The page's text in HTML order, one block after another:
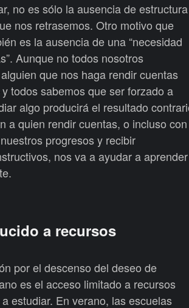
no es sólo la ausencia de estructura
nos retrasemos. Otro motivo que
es la ausencia de una “necesidad
Aunque no todos nosotros
que nos haga rendir cuentas
todos sabemos que ser forzado a
algo producirá el resultado
a quien rendir cuentas, o incluso con
progresos y recibir
nos va a ayudar a aprender
a recursos
por el descenso del deseo de
es el acceso limitado a recursos
estudiar. En verano, las escuelas